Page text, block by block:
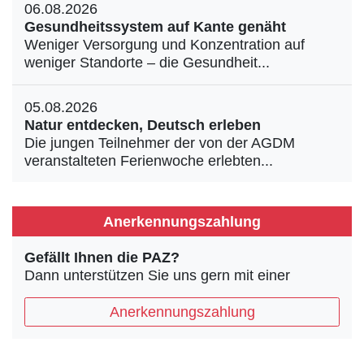
06.08.2026
Gesundheitssystem auf Kante genäht
Weniger Versorgung und Konzentration auf
weniger Standorte – die Gesundheit...
05.08.2026
Natur entdecken, Deutsch erleben
Die jungen Teilnehmer der von der AGDM
veranstalteten Ferienwoche erlebten...
Anerkennungszahlung
Gefällt Ihnen die PAZ?
Dann unterstützen Sie uns gern mit einer
Anerkennungszahlung